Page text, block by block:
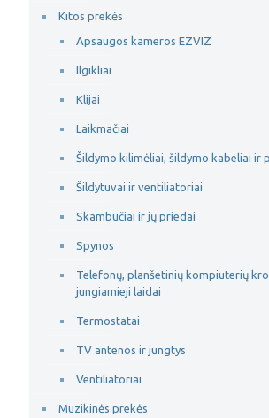
Kitos prekės
Apsaugos kameros EZVIZ
Ilgikliai
Klijai
Laikmačiai
Šildymo kilimėliai, šildymo kabeliai ir
Šildytuvai ir ventiliatoriai
Skambučiai ir jų priedai
Spynos
Telefonų, planšetinių kompiuterių
jungiamieji laidai
Termostatai
TV antenos ir jungtys
Ventiliatoriai
Muzikinės prekės